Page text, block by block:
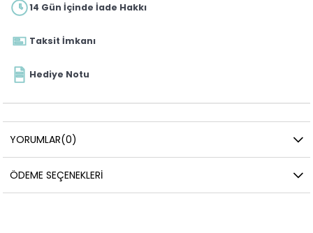
14 Gün İçinde İade Hakkı
Taksit İmkanı
Hediye Notu
YORUMLAR(0)
ÖDEME SEÇENEKLERI